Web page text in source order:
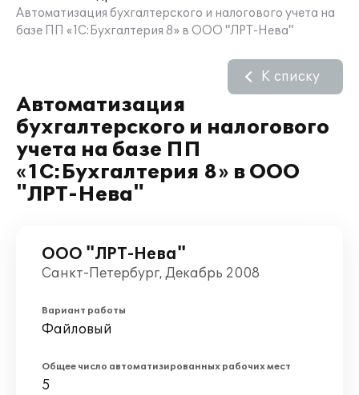
Автоматизация бухгалтерского и налогового учета на
базе ПП «1С:Бухгалтерия 8» в ООО "ЛРТ-Нева"
Автоматизация
бухгалтерского и налогового
учета на базе ПП
«1С:Бухгалтерия 8» в ООО
"ЛРТ-Нева"
К списку
ООО "ЛРТ-Нева"
Санкт-Петербург, Декабрь 2008
Вариант работы
Файловый
Общее число автоматизированных рабочих мест
5